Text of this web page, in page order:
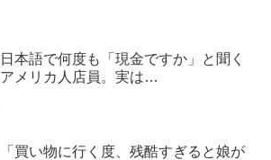
日本語で何度も「現金ですか」と聞く
アメリカ人店員。実は…
「買い物に行く度、残酷すぎると娘が